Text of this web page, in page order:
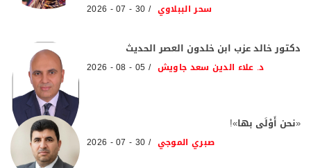
سحر الببلاوي 30 - 07 - 2026
دكتور خالد عزب ابن خلدون العصر الحديث
د. علاء الدين سعد جاويش 05 - 08 - 2026
«نحن أَوْلَى بها»!
صبري الموجي 30 - 07 - 2026